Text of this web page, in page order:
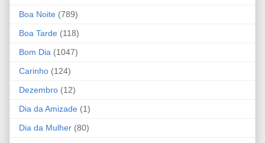
Boa Noite (789)
Boa Tarde (118)
Bom Dia (1047)
Carinho (124)
Dezembro (12)
Dia da Amizade (1)
Dia da Mulher (80)